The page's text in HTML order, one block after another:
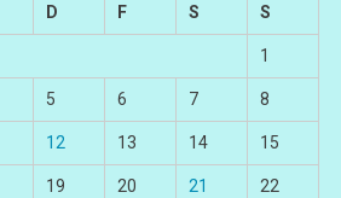
D F S S
1
5 6 7 8
12 13 14 15
19 20 21 22